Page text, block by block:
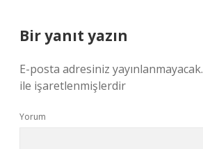
Bir yanıt yazın
E-posta adresiniz yayınlanmayacak.
ile işaretlenmişlerdir
Yorum